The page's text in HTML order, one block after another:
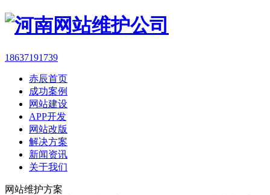
18637191739
赤辰首页
成功案例
网站建设
APP开发
网站改版
解决方案
新闻资讯
关于我们
网站维护方案